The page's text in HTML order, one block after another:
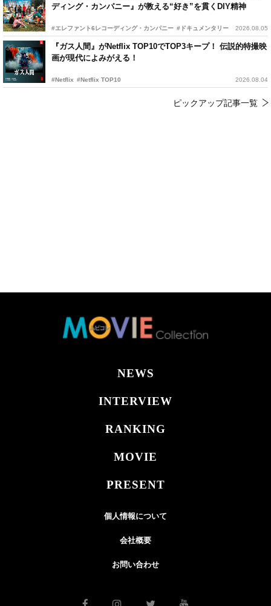
ディング・カンパニー』が教える“好き”を貫くDIY精神
#エレファント6レコーディング・カンパニー #ドキュメンタリー 2026.08.05
『ガス人間』がNetflix TOP10でTOP3キープ！ 伝説的特撮映
画が現代によみがえる！
#Netflix #Netflix TOP10 2026.08.04
ピックアップ記事一覧
NEWS
INTERVIEW
RANKING
MOVIE
PRESENT
個人情報について
会社概要
お問い合わせ